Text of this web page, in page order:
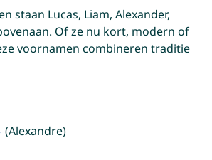
staan Lucas, Liam, Alexander,
Of ze nu kort, modern of
voornamen combineren traditie
(Alexandre)